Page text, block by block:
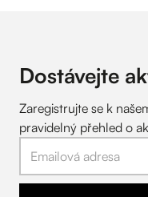
Dostávejte
Zaregistrujte se k
pravidelný přehled o